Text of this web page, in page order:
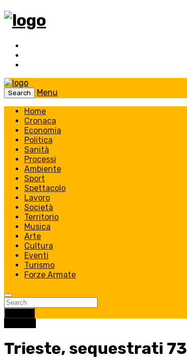
Search
Menu
Home
Cronaca
Economia
Politica
Sanità
Processi
Ambiente
Sport
Spettacolo
Lavoro
Società
Territorio
Musica
Arte
Cultura
Eventi
Turismo
Forze Armate
Trieste, sequestrati